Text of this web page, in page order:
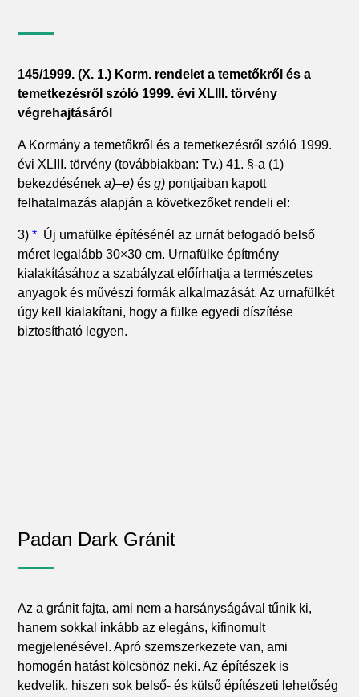
145/1999. (X. 1.) Korm. rendelet a temetőkről és a
temetkezésről szóló 1999. évi XLIII. törvény
végrehajtásáról
A Kormány a temetőkről és a temetkezésről szóló 1999.
évi XLIII. törvény (továbbiakban: Tv.) 41. §-a (1)
bekezdéséneka)–e)ésg) pontjaiban kapott
felhatalmazás alapján a következőket rendeli el:
3) * Új urnafülke építésénél az urnát befogadó belső
méret legalább 30×30 cm. Urnafülke építmény
kialakításához a szabályzat előírhatja a természetes
anyagok és művészi formák alkalmazását. Az urnafülkét
úgy kell kialakítani, hogy a fülke egyedi díszítése
biztosítható legyen.
Padan Dark Gránit
Az a gránit fajta, ami nem a harsányságával tűnik ki,
hanem sokkal inkább az elegáns, kifinomult
megjelenésével. Apró szemszerkezete van, ami
homogén hatást kölcsönöz neki. Az építészek is
kedvelik, hiszen sok belső- és külső építészeti lehetőség